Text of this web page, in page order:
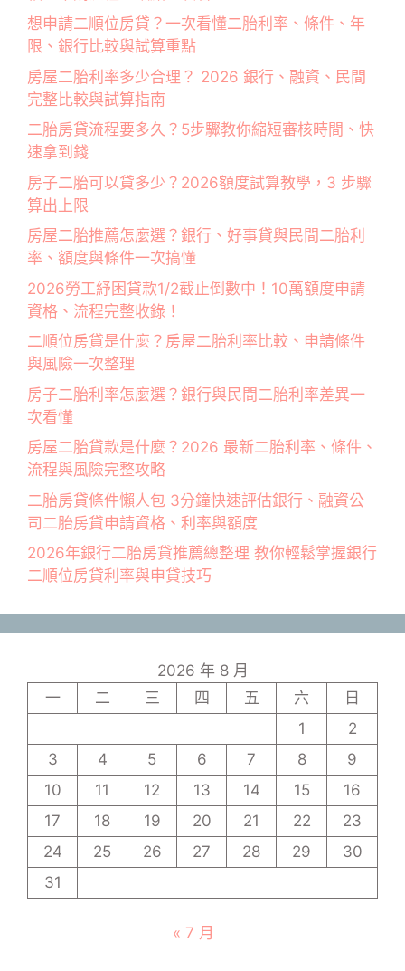
想申請二順位房貸？一次看懂二胎利率、條件、年
限、銀行比較與試算重點
房屋二胎利率多少合理？ 2026 銀行、融資、民間
完整比較與試算指南
二胎房貸流程要多久？5步驟教你縮短審核時間、快
速拿到錢
房子二胎可以貸多少？2026額度試算教學，3 步驟
算出上限
房屋二胎推薦怎麼選？銀行、好事貸與民間二胎利
率、額度與條件一次搞懂
2026勞工紓困貸款1/2截止倒數中！10萬額度申請
資格、流程完整收錄！
二順位房貸是什麼？房屋二胎利率比較、申請條件
與風險一次整理
房子二胎利率怎麼選？銀行與民間二胎利率差異一
次看懂
房屋二胎貸款是什麼？2026 最新二胎利率、條件、
流程與風險完整攻略
二胎房貸條件懶人包 3分鐘快速評估銀行、融資公
司二胎房貸申請資格、利率與額度
2026年銀行二胎房貸推薦總整理 教你輕鬆掌握銀行
二順位房貸利率與申貸技巧
2026 年 8 月
一
二 三 四 五 六
日
1
2
3
4 5 6 7 8
9
10
11 12 13 14 15
16
17
18 19 20 21 22
23
24
25 26 27 28 29
30
31
« 7 月